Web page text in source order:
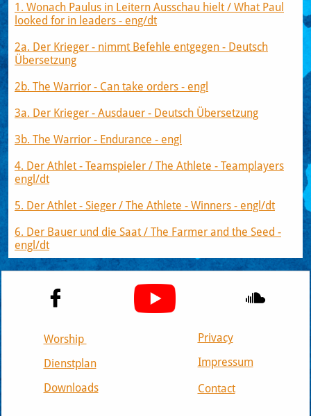
1. Wonach Paulus in Leitern Ausschau hielt / What Paul
looked for in leaders - eng/dt​​​
2a. Der Krieger - nimmt Befehle entgegen - Deutsch
Übersetzung
2b. The Warrior - Can take orders - engl
3a. Der Krieger - Ausdauer - Deutsch Übersetzung
3b. The Warrior - Endurance - engl
4. Der Athlet - Teamspieler / The Athlete - Teamplayers
engl/dt
5. Der Athlet - Sieger / The Athlete - Winners - engl/dt
6. Der Bauer und die Saat / The Farmer and the Seed -
engl/dt
 
Worship
Dienstplan
Downloads
Privacy
Impressum
Contact